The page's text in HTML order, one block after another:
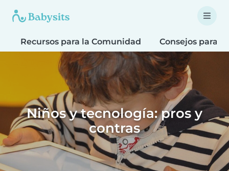
Recursos para la Comunidad Consejos para
Niños y tecnología: pros y
contras